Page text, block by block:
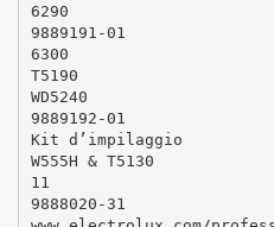
6290
9889191-01
6300
T5190
WD5240
9889192-01
Kit d’impilaggio
W555H & T5130
11
9888020-31